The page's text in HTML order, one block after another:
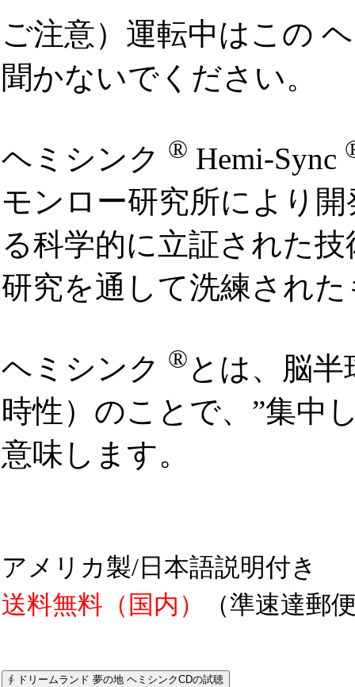
ご注意）運転中はこの
聞かないでください。
ヘミシンク ® Hemi-Sync
モンロー研究所により
る科学的に立証された
研究を通して洗練され
ヘミシンク ®とは、脳
時性）のことで、”集中
意味します。
アメリカ製/日本語説明付き
送料無料（国内）
（準速達郵